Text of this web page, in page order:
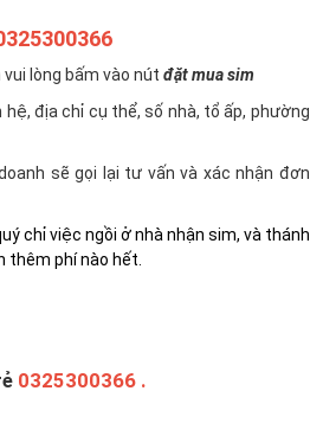
vui lòng bấm vào nútđặt mua sim
địa chỉ cụ thể, số nhà, tổ ấp, phường
sẽ gọi lại tư vấn và xác nhận đơn
chỉ việc ngồi ở nhà nhận sim, và thánh
thêm phí nào hết.
0325300366 .